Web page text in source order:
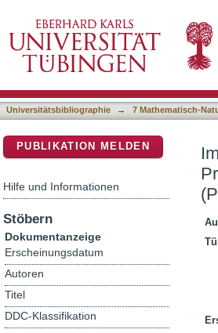
Health of the Big
Universitätsbibliographie → 7 Mathematisch-
PUBLIKATION MELDEN
Hilfe und Informationen
Stöbern
Dokumentanzeige
Erscheinungsdatum
Autoren
Titel
DDC-Klassifikation